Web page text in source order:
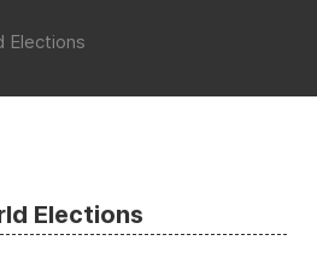
Elections
Elections